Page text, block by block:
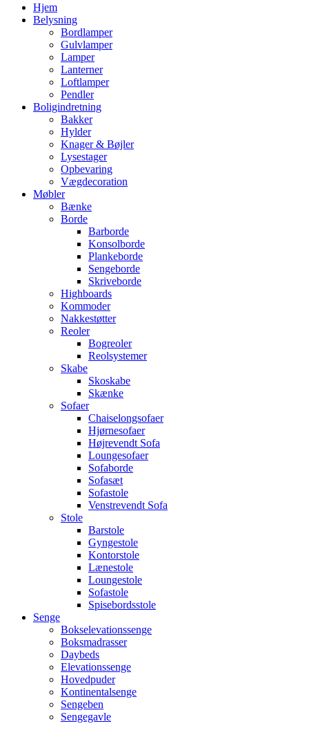
Hjem
Belysning
Bordlamper
Gulvlamper
Lamper
Lanterner
Loftlamper
Pendler
Boligindretning
Bakker
Hylder
Knager & Bøjler
Lysestager
Opbevaring
Vægdecoration
Møbler
Bænke
Borde
Barborde
Konsolborde
Plankeborde
Sengeborde
Skriveborde
Highboards
Kommoder
Nakkestøtter
Reoler
Bogreoler
Reolsystemer
Skabe
Skoskabe
Skænke
Sofaer
Chaiselongsofaer
Hjørnesofaer
Højrevendt Sofa
Loungesofaer
Sofaborde
Sofasæt
Sofastole
Venstrevendt Sofa
Stole
Barstole
Gyngestole
Kontorstole
Lænestole
Loungestole
Sofastole
Spisebordsstole
Senge
Bokselevationssenge
Boksmadrasser
Daybeds
Elevationssenge
Hovedpuder
Kontinentalsenge
Sengeben
Sengegavle